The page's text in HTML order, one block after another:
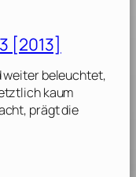
[2013]
weiter beleuchtet,
kaum
prägt die